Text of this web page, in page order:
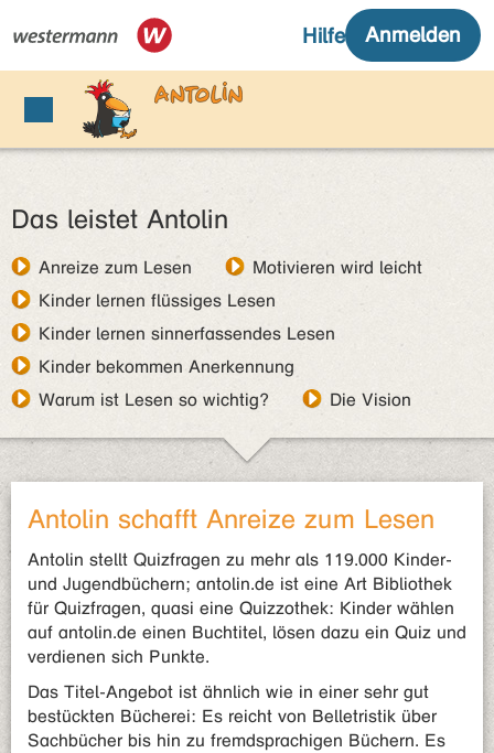
Das leistet Antolin
Anreize zum Lesen
Motivieren wird leicht
Kinder lernen flüssiges Lesen
Kinder lernen sinnerfassendes Lesen
Kinder bekommen Anerkennung
Warum ist Lesen so wichtig?
Die Vision
Antolin schafft Anreize zum Lesen
Antolin stellt Quizfragen zu mehr als 119.000 Kinder-
und Jugendbüchern; antolin.de ist eine Art Bibliothek
für Quizfragen, quasi eine Quizzothek: Kinder wählen
auf antolin.de einen Buchtitel, lösen dazu ein Quiz und
verdienen sich Punkte.
Das Titel-Angebot ist ähnlich wie in einer sehr gut
bestückten Bücherei: Es reicht von Belletristik über
Sachbücher bis hin zu fremdsprachigen Büchern. Es